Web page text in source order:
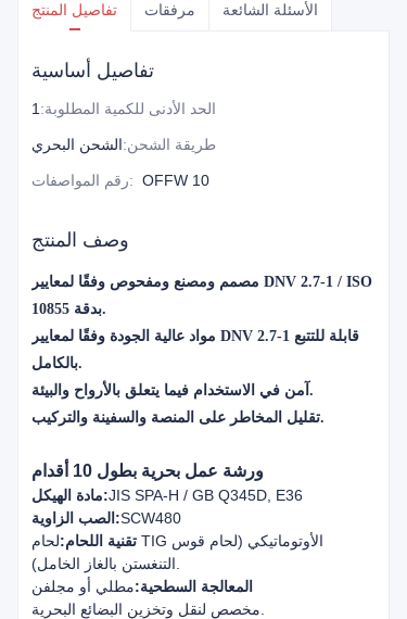
تفاصيل المنتج مرفقات الأسئلة الشائعة
تفاصيل أساسية
الحد الأدنى للكمية المطلوبة:
1
طريقة الشحن:الشحن البحري
رقم المواصفات: OFFW 10
وصف المنتج
مصمم ومصنع ومفحوص وفقًا لمعايير DNV 2.7-1 / ISO
10855 بدقة.
مواد عالية الجودة وفقًا لمعايير DNV 2.7-1 قابلة للتتبع
بالكامل.
آمن في الاستخدام فيما يتعلق بالأرواح والبيئة.
تقليل المخاطر على المنصة والسفينة والتركيب.
ورشة عمل بحرية بطول 10 أقدام
مادة الهيكل:JIS SPA-H / GB Q345D, E36
الصب الزاوية:SCW480
تقنية اللحام:لحام TIG الأوتوماتيكي (لحام قوس
المعالجة السطحية:مطلي أو مجلفن